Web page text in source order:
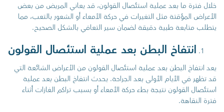
خلال فترة ما بعد عملية استئصال القولون، قد يعاني المريض من بعض
الأعراض المؤقتة مثل التغيرات في حركة الأمعاء أو الشعور بالتعب، مما
يتطلب متابعة طبية دقيقة لضمان سير التعافي بالشكل الصحيح.
انتفاخ البطن بعد عملية استئصال القولون
يعد انتفاخ البطن بعد عملية استئصال القولون من الأعراض الشائعة التي
قد تظهر في الأيام الأولى بعد الجراحة. يحدث انتفاخ البطن بعد عملية
استئصال القولون نتيجة بطء حركة الأمعاء أو بسبب تراكم الغازات أثناء
فترة النقاهة.